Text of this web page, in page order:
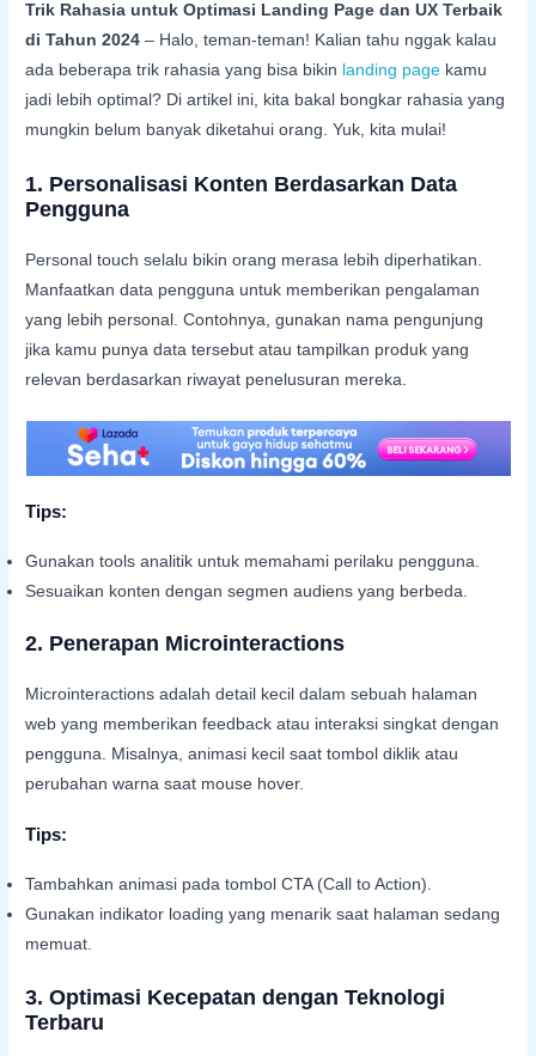
Trik Rahasia untuk Optimasi Landing Page dan UX Terbaik
di Tahun 2024 – Halo, teman-teman! Kalian tahu nggak kalau
ada beberapa trik rahasia yang bisa bikin landing page kamu
jadi lebih optimal? Di artikel ini, kita bakal bongkar rahasia yang
mungkin belum banyak diketahui orang. Yuk, kita mulai!
1. Personalisasi Konten Berdasarkan Data
Pengguna
Personal touch selalu bikin orang merasa lebih diperhatikan.
Manfaatkan data pengguna untuk memberikan pengalaman
yang lebih personal. Contohnya, gunakan nama pengunjung
jika kamu punya data tersebut atau tampilkan produk yang
relevan berdasarkan riwayat penelusuran mereka.
Tips:
Gunakan tools analitik untuk memahami perilaku pengguna.
Sesuaikan konten dengan segmen audiens yang berbeda.
2. Penerapan Microinteractions
Microinteractions adalah detail kecil dalam sebuah halaman
web yang memberikan feedback atau interaksi singkat dengan
pengguna. Misalnya, animasi kecil saat tombol diklik atau
perubahan warna saat mouse hover.
Tips:
Tambahkan animasi pada tombol CTA (Call to Action).
Gunakan indikator loading yang menarik saat halaman sedang
memuat.
3.Optimasi Kecepatan dengan Teknologi
Terbaru